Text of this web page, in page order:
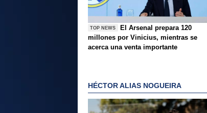
TOP NEWS
El Arsenal prepara 120
millones por Vinicius, mientras se
acerca una venta importante
HÉCTOR ALIAS NOGUEIRA